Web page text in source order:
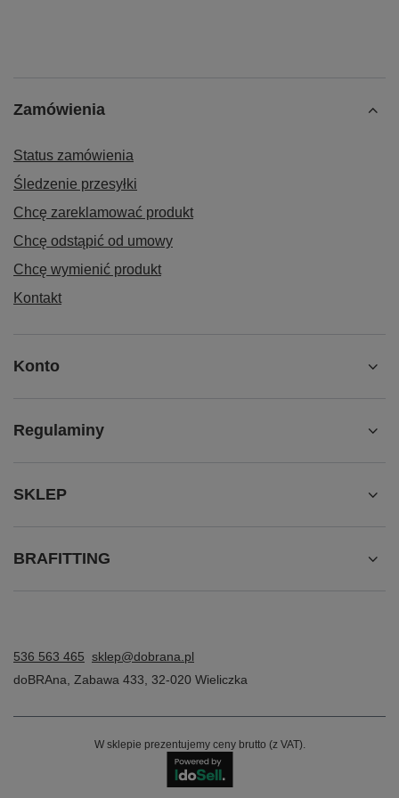
Zamówienia
Status zamówienia
Śledzenie przesyłki
Chcę zareklamować produkt
Chcę odstąpić od umowy
Chcę wymienić produkt
Kontakt
Konto
Regulaminy
SKLEP
BRAFITTING
536 563 465 sklep@dobrana.pl
doBRAna
Zabawa 433 32-020 Wieliczka
W sklepie prezentujemy ceny brutto (z VAT).